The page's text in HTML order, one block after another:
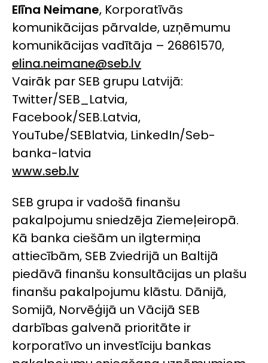
Elīna Neimane, Korporatīvās
komunikācijas pārvalde, uzņēmumu
komunikācijas vadītāja – 26861570,
elina.neimane@seb.lv
Vairāk par SEB grupu Latvijā:
Twitter/SEB_Latvia,
Facebook/SEB.Latvia,
YouTube/SEBlatvia, LinkedIn/Seb-
banka-latvia
www.seb.lv
SEB grupa ir vadošā finanšu
pakalpojumu sniedzēja Ziemeļeiropā.
Kā banka ciešām un ilgtermiņa
attiecībām, SEB Zviedrijā un Baltijā
piedāvā finanšu konsultācijas un plašu
finanšu pakalpojumu klāstu. Dānijā,
Somijā, Norvēģijā un Vācijā SEB
darbības galvenā prioritāte ir
korporatīvo un investīciju bankas